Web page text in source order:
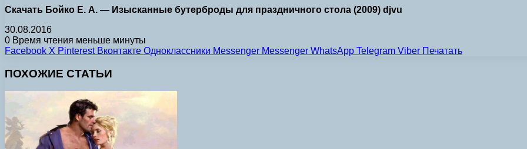
Скачать Бойко Е. А. — Изысканные бутерброды для праздничного стола (2009) djvu
30.08.2016
0 Время чтения меньше минуты
Facebook X Pinterest Вконтакте Одноклассники Messenger Messenger WhatsApp Telegram Viber Печатать
ПОХОЖИЕ СТАТЬИ